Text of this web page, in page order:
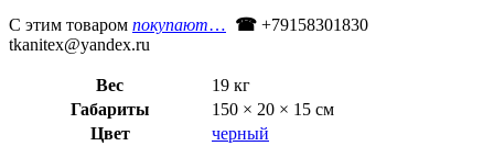
С этим товаром покупают… ☎ +79158301830
tkanitex@yandex.ru
Вес
19 кг
Габариты
150 × 20 × 15 см
Цвет
черный